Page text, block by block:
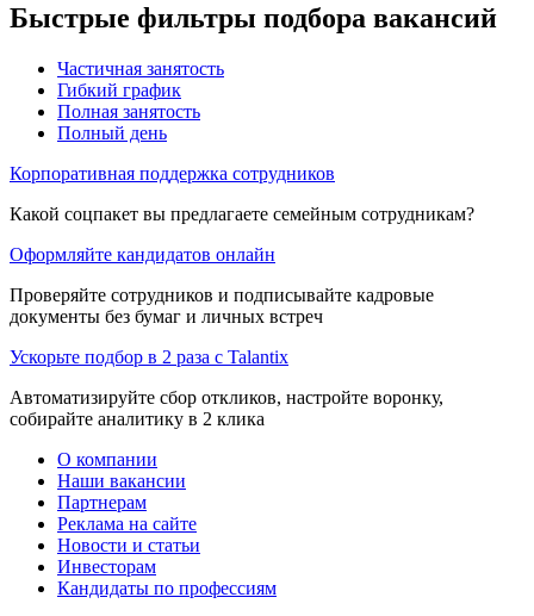
Быстрые фильтры подбора вакансий
Частичная занятость
Гибкий график
Полная занятость
Полный день
Корпоративная поддержка сотрудников
Какой соцпакет вы предлагаете семейным сотрудникам?
Оформляйте кандидатов онлайн
Проверяйте сотрудников и подписывайте кадровые
документы без бумаг и личных встреч
Ускорьте подбор в 2 раза с Talantix
Автоматизируйте сбор откликов, настройте воронку,
собирайте аналитику в 2 клика
О компании
Наши вакансии
Партнерам
Реклама на сайте
Новости и статьи
Инвесторам
Кандидаты по профессиям